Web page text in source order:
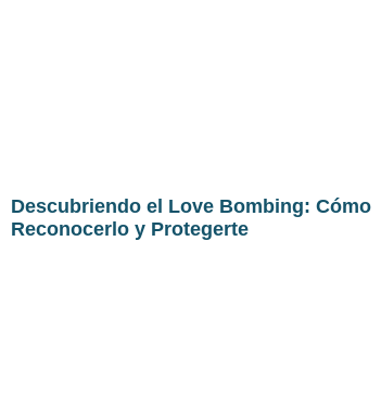
Descubriendo el Love Bombing: Cómo
Reconocerlo y Protegerte